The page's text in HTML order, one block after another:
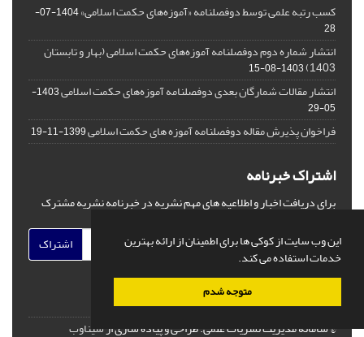
این وب سایت از کوکی ها برای اطمینان از ارائه بهترین
خدمات استفاده می کند.
متوجه شدم
کسب رتبه علمی توسط دوفصلنامه «آموزه‌های حکمت اسلامی»
1404-07-
28
انتشار شماره دوم دوفصلنامه آموزه‌های حکمت اسلامی (بهار و تابستان
1403)
1403-08-15
انتشار مقالات شمارگان بعدی دوفصلنامه آموزه‌های حکمت اسلامی
1403-
05-29
فراخوان پذیرش مقاله دوفصلنامه آموزه های حکمت اسلامی1399-11-19
اشتراک خبرنامه
برای دریافت اخبار و اطلاعیه های مهم نشریه در خبرنامه نشریه مشترک
اشتراک
© سامانه مدیریت نشریات علمی.طراحی و پیاده سازی ازسیناوب